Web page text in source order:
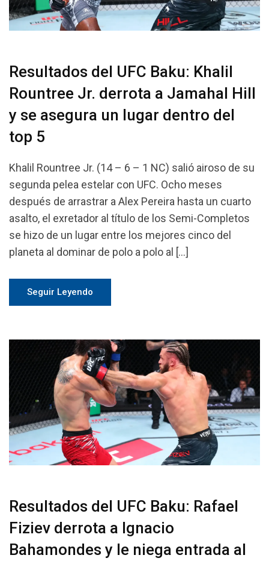
Resultados del UFC Baku: Khalil
Rountree Jr. derrota a Jamahal Hill
y se asegura un lugar dentro del
top 5
Khalil Rountree Jr. (14 – 6 – 1 NC) salió airoso de su
segunda pelea estelar con UFC. Ocho meses
después de arrastrar a Alex Pereira hasta un cuarto
asalto, el exretador al título de los Semi-Completos
se hizo de un lugar entre los mejores cinco del
planeta al dominar de polo a polo al […]
Seguir Leyendo
Resultados del UFC Baku: Rafael
Fiziev derrota a Ignacio
Bahamondes y le niega entrada al